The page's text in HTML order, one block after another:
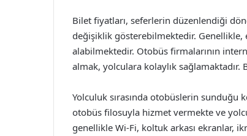
Bilet fiyatları, seferlerin düzenlendiği
değişiklik gösterebilmektedir.
alabilmektedir. Otobüs firmalarının
almak, yolculara kolaylık
Yolculuk sırasında otobüslerin
otobüs filosuyla hizmet vermekte ve
genellikle Wi-Fi, koltuk arkası ekranlar,